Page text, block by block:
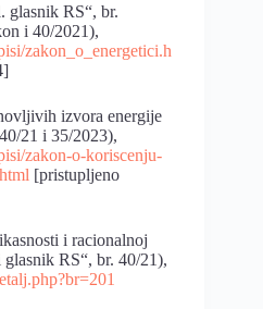
RS“, br.
i 40/2021),
zakon_o_energetici.h
izvora energije
21 i 35/2023),
zakon-o-koriscenju-
[pristupljeno
i racionalnoj
RS“, br. 40/21),